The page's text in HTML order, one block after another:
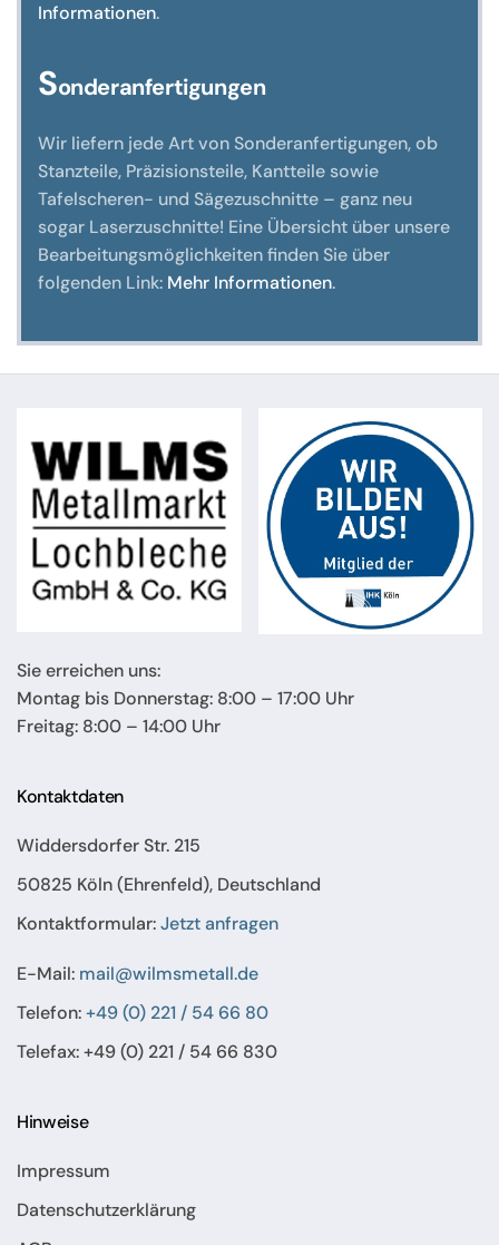
Informationen.
Sonderanfertigungen
Wir liefern jede Art von Sonderanfertigungen, ob
Stanzteile, Präzisionsteile, Kantteile sowie
Tafelscheren- und Sägezuschnitte – ganz neu
sogar Laserzuschnitte! Eine Übersicht über unsere
Bearbeitungsmöglichkeiten finden Sie über
folgenden Link: Mehr Informationen.
Sie erreichen uns:
Montag bis Donnerstag: 8:00 – 17:00 Uhr
Freitag: 8:00 – 14:00 Uhr
Kontaktdaten
Widdersdorfer Str. 215
50825 Köln (Ehrenfeld), Deutschland
Kontaktformular:Jetzt anfragen
E-Mail: mail@wilmsmetall.de
Telefon:+49 (0) 221 / 54 66 80
Telefax: +49 (0) 221 / 54 66 830
Hinweise
Impressum
Datenschutzerklärung